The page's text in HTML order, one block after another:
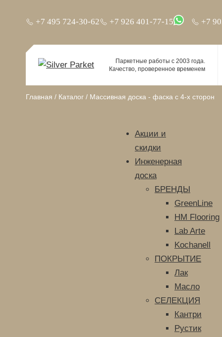
+7 495 724-30-62 +7 926 401-77-15 +7
Паркетные работы с 2003 года.
Качество, проверенное временем
Главная / Каталог / Массивная доска - фаска с 4-х сторон
Акции и
скидки
Инженерная
доска
БРЕНДЫ
GreenLine
HM Flooring
Lab Arte
Kochanell
ПОКРЫТИЕ
Лак
Масло
СЕЛЕКЦИЯ
Кантри
Рустик